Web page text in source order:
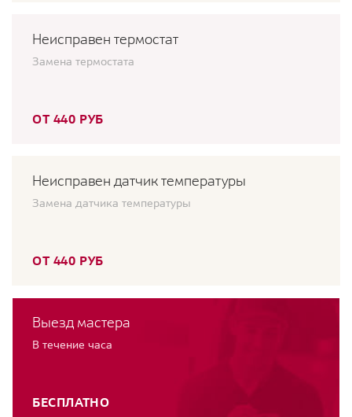
Неисправен термостат
Замена термостата
ОТ 440 РУБ
Неисправен датчик температуры
Замена датчика температуры
ОТ 440 РУБ
Выезд мастера
В течение часа
БЕСПЛАТНО